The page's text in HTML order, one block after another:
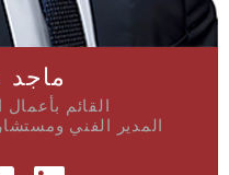
ماجد
القائم بأعمال
المدير الفني